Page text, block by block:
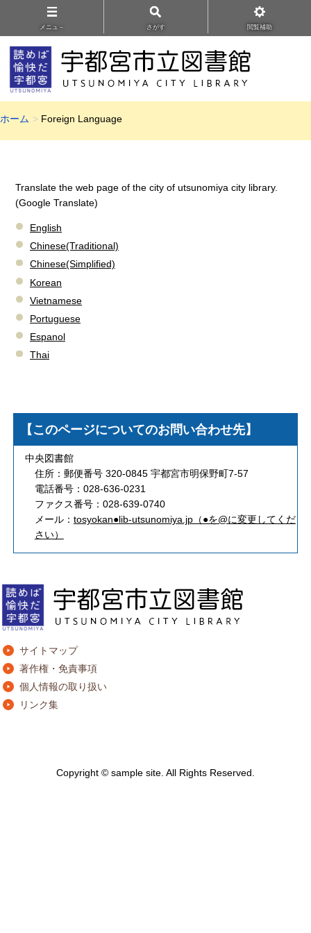
メニュ－ さがす 閲覧補助
ホーム Foreign Language
Translate the web page of the city of utsunomiya city library.
(Google Translate)
English
Chinese(Traditional)
Chinese(Simplified)
Korean
Vietnamese
Portuguese
Espanol
Thai
【このページについてのお問い合わせ先】
中央図書館
住所：郵便番号 320-0845 宇都宮市明保野町7-57
電話番号：028-636-0231
ファクス番号：028-639-0740
メール： tosyokan●lib-utsunomiya.jp（●を@に変更してくだ
さい）
サイトマップ
著作権・免責事項
個人情報の取り扱い
リンク集
Copyright © sample site. All Rights Reserved.